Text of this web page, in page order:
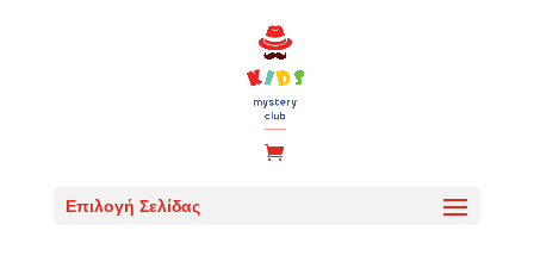
Επιλογή Σελίδας